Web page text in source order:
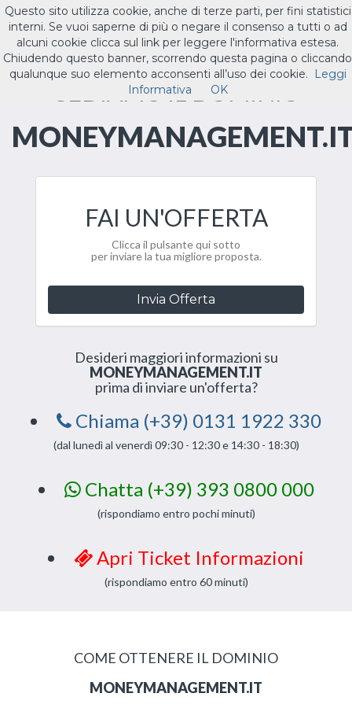
Toggle
ILTUO.IT
CEDIAMO IL DOMINIO
FAI UN'OFFERTA
Clicca il pulsante qui sotto
per inviare la tua migliore proposta.
Invia Offerta
Desideri maggiori informazioni su
MONEYMANAGEMENT.IT
prima di inviare un'offerta?
Chiama (+39) 0131 1922 330
(dal lunedì al venerdì 09:30 - 12:30 e 14:30 - 18:30)
Chatta (+39) 393 0800 000
(rispondiamo entro pochi minuti)
Apri Ticket Informazioni
(rispondiamo entro 60 minuti)
COME OTTENERE IL DOMINIO
MONEYMANAGEMENT.IT
Questo sito utilizza cookie, anche di terze parti, per fini statistici
interni. Se vuoi saperne di più o negare il consenso a tutti o ad
alcuni cookie clicca sul link per leggere l'informativa estesa.
Chiudendo questo banner, scorrendo questa pagina o cliccando
qualunque suo elemento acconsenti all’uso dei cookie.
Leggi
Informativa
OK